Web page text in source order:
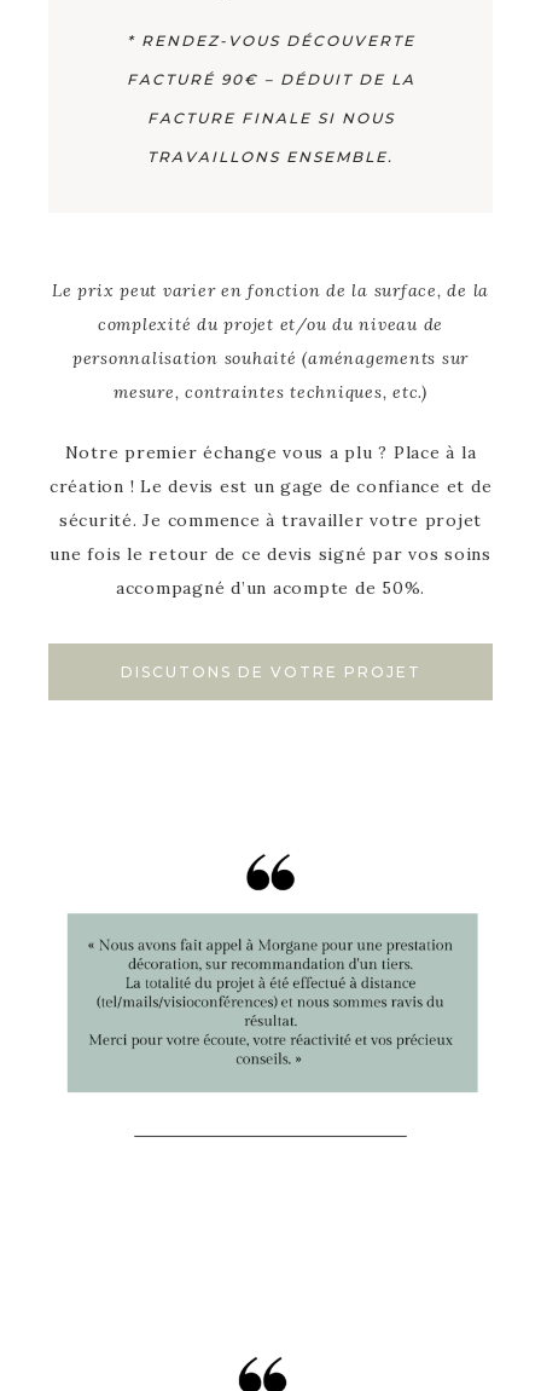
* RENDEZ-VOUS DÉCOUVERTE
FACTURÉ 90€ – DÉDUIT DE LA
FACTURE FINALE SI NOUS
TRAVAILLONS ENSEMBLE.
Le prix peut varier en fonction de la surface, de la
complexité du projet et/ou du niveau de
personnalisation souhaité (aménagements sur
mesure, contraintes techniques, etc.)
Notre premier échange vous a plu ? Place à la
création ! Le devis est un gage de confiance et de
sécurité. Je commence à travailler votre projet
une fois le retour de ce devis signé par vos soins
accompagné d’un acompte de 50%.
DISCUTONS DE VOTRE PROJET